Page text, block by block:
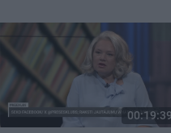
00:19:39